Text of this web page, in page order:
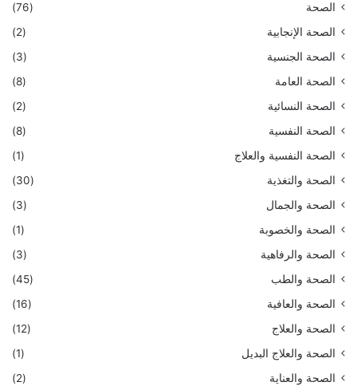
الصحة
(76)
الصحة الإنجابية
(2)
الصحة الجنسية
(3)
الصحة العامة
(8)
الصحة النسائية
(2)
الصحة النفسية
(8)
الصحة النفسية والعلاج
(1)
الصحة والتغذية
(30)
الصحة والجمال
(3)
الصحة والخصوبة
(1)
الصحة والرفاهية
(3)
الصحة والطب
(45)
الصحة والعافية
(16)
الصحة والعلاج
(12)
الصحة والعلاج البديل
(1)
الصحة والعناية
(2)